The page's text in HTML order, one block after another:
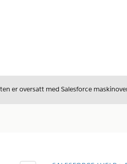
er oversatt med Salesforce